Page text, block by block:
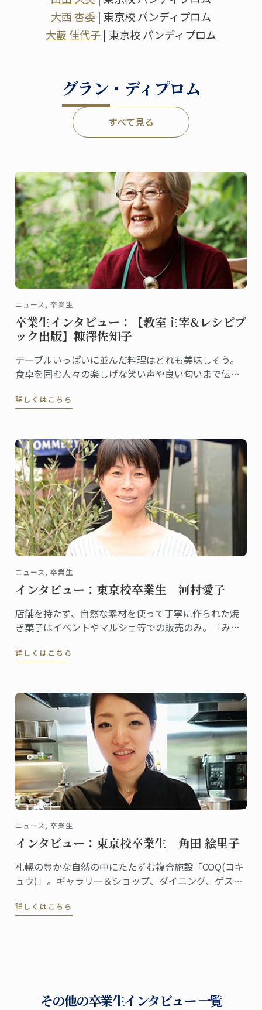
大西 杏委 | 東京校 パンディプロム
大藪 佳代子 | 東京校 パンディプロム
グラン・ディプロム
すべて見る
ニュース, 卒業生
卒業生インタビュー：【教室主宰&レシピブ
ック出版】糠澤佐知子
テーブルいっぱいに並んだ料理はどれも美味しそう。
食卓を囲む人々の楽しげな笑い声や良い匂いまで伝わ
「OMOTENASHI four Seasons ―糠澤佐知子の四季の
詳しくはこちら
ニュース, 卒業生
インタビュー：東京校卒業生 河村愛子
店舗を持たず、自然な素材を使って丁寧に作られた焼
き菓子はイベントやマルシェ等での販売のみ。「みの
子さんは、2002年に東京校でグラン・ディプロムを取
詳しくはこちら
ニュース, 卒業生
インタビュー：東京校卒業生 角田 絵里子
札幌の豊かな自然の中にたたずむ複合施設「COQ(コキ
ュウ)」。ギャラリー＆ショップ、ダイニング、ゲスト
ラン一つ星のレストラン「akinagao」とのコラボレー
詳しくはこちら
その他の卒業生インタビュー 一覧